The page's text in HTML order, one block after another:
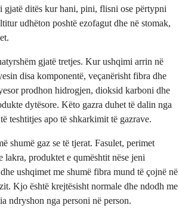
gjatë ditës kur hani, pini, flisni ose përtypni
udhëton poshtë ezofagut dhe në stomak,
gjatë tretjes. Kur ushqimi arrin në
disa komponentë, veçanërisht fibra dhe
prodhon hidrogjen, dioksid karboni dhe
dytësore. Këto gazra duhet të dalin nga
teshtitjes apo të shkarkimit të gazrave.
shumë gaz se të tjerat. Fasulet, perimet
produktet e qumështit nëse jeni
ushqimet me shumë fibra mund të çojnë në
Kjo është krejtësisht normale dhe ndodh me
ndryshon nga personi në person.